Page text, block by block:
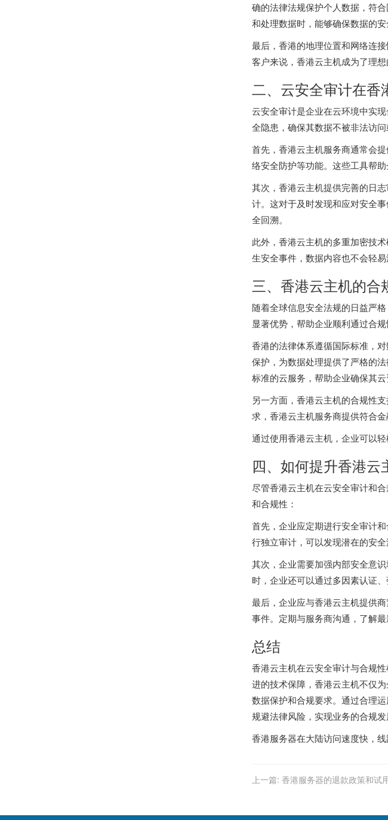
确的法律法规保护个人数据，符
和处理数据时，能够确保数据的安
最后，香港的地理位置和网络连
客户来说，香港云主机成为了理想
二、云安全审计在香
云安全审计是企业在云环境中实
全隐患，确保其数据不被非法访
首先， 香港云主机服务商通常会
络安全防护等功能。这些工具帮
其次，香港云主机提供完善的日
计。这对于及时发现和应对安全
全回溯。
此外，香港云主机的多重加密技
生安全事件，数据内容也不会轻易
三、香港云主机的合
随着全球信息安全法规的日益严
显著优势，帮助企业顺利通过合规
香港的法律体系遵循国际标准，
保护，为数据处理提供了严格的
标准的云服务，帮助企业确保其云
另一方面，香港云主机的合规性
求，香港云主机服务商提供符合
通过使用香港云主机，企业可以
四、如何提升香港
尽管香港云主机在云安全审计和
和合规性：
首先，企业应定期进行安全审计
行独立审计，可以发现潜在的安全
其次，企业需要加强内部安全意
时，企业还可以通过多因素认证
最后，企业应与香港云主机提供
事件。定期与服务商沟通，了解
总结
香港云主机在云安全审计与合规
进的技术保障，香港云主机不仅
数据保护和合规要求。通过合理
规避法律风险，实现业务的合规发
香港服务器在大陆访问速度快，线
上一篇: 香港服务器的退款政策和试